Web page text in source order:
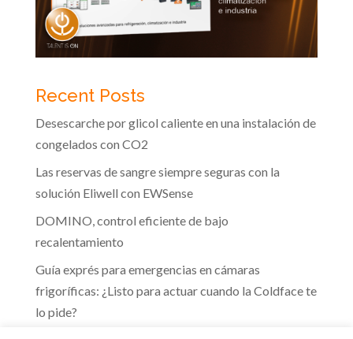
Recent Posts
Desescarche por glicol caliente en una instalación de
congelados con CO2
Las reservas de sangre siempre seguras con la
solución Eliwell con EWSense
DOMINO, control eficiente de bajo
recalentamiento
Guía exprés para emergencias en cámaras
frigoríficas: ¿Listo para actuar cuando la Coldface te
lo pide?